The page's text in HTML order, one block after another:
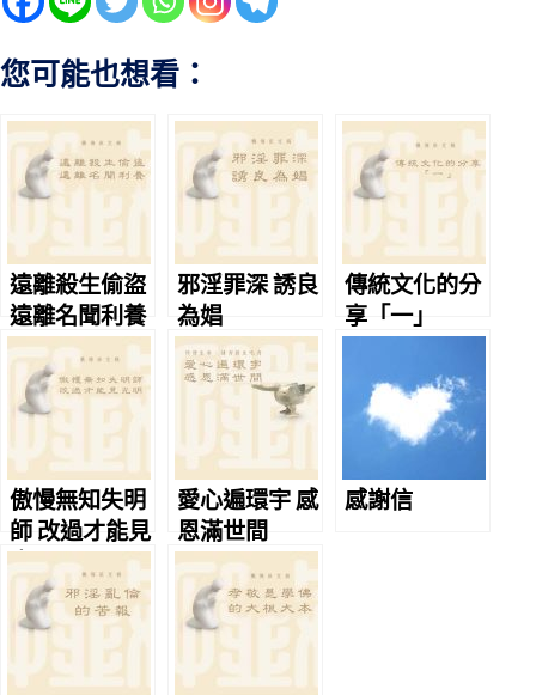
您可能也想看：
遠離殺生偷盜
遠離名聞利養
邪淫罪深 誘良
為娼
傳統文化的分
享「一」
傲慢無知失明
師 改過才能見
光明
愛心遍環宇 感
恩滿世間
感謝信